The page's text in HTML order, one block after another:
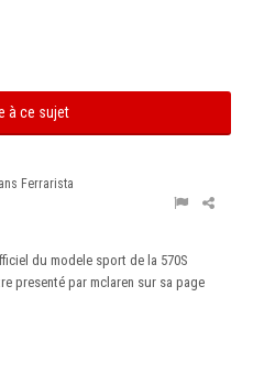
à ce sujet
Ferrarista
du modele sport de la 570S
presenté par mclaren sur sa page